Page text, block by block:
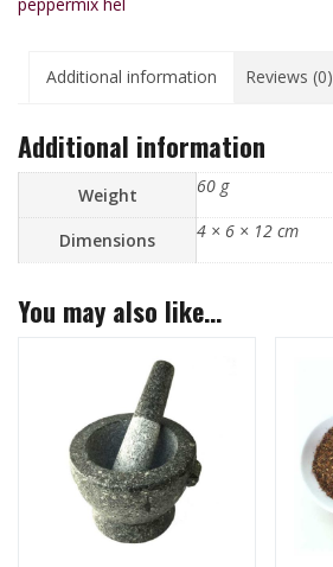
peppermix hel
Additional information Reviews (0)
Additional information
Weight 60 g
Dimensions 4 × 6 × 12 cm
You may also like…